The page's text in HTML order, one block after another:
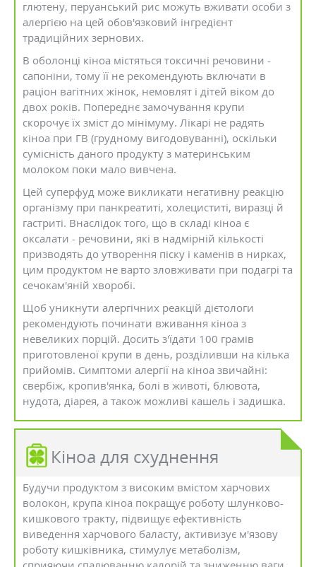
глютену, перуанський рис можуть вживати особи з
алергією на цей обов'язковий інгредієнт
традиційних зернових.
В оболонці кіноа містяться токсичні речовини -
сапоніни, тому її не рекомендують включати в
раціон вагітних жінок, немовлят і дітей віком до
двох років. Попереднє замочування крупи
скорочує їх зміст до мінімуму. Лікарі не радять
кіноа при ГВ (грудному вигодовуванні), оскільки
сумісність даного продукту з материнським
молоком поки мало вивчена.
Цей суперфуд може викликати негативну реакцію
організму при панкреатиті, холециститі, виразці й
гастриті. Внаслідок того, що в складі кіноа є
оксалати - речовини, які в надмірній кількості
призводять до утворення піску і каменів в нирках,
цим продуктом не варто зловживати при подагрі та
сечокам'яній хворобі.
Щоб уникнути алергічних реакцій дієтологи
рекомендують починати вживання кіноа з
невеликих порцій. Досить з'їдати 100 грамів
приготовленої крупи в день, розділивши на кілька
прийомів. Симптоми алергії на кіноа звичайні:
свербіж, кропив'янка, болі в животі, блювота,
нудота, діарея, а також можливі кашель і задишка.
Кіноа для схуднення
Будучи продуктом з високим вмістом харчових
волокон, крупа кіноа покращує роботу шлунково-
кишкового тракту, підвищує ефективність
виведення харчового баласту, активизує м'язову
роботу кишківника, стимулує метаболізм,